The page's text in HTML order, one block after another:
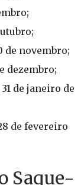
de novembro;
dezembro;
de janeiro de
de fevereiro
Saque-